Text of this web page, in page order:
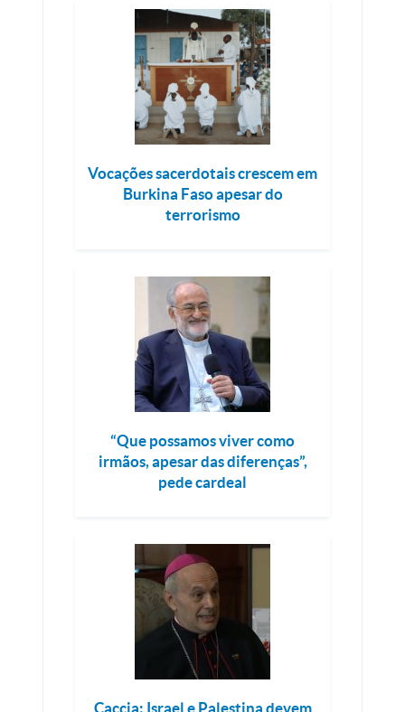
Vocações sacerdotais crescem em
Burkina Faso apesar do
terrorismo
“Que possamos viver como
irmãos, apesar das diferenças”,
pede cardeal
Caccia: Israel e Palestina devem